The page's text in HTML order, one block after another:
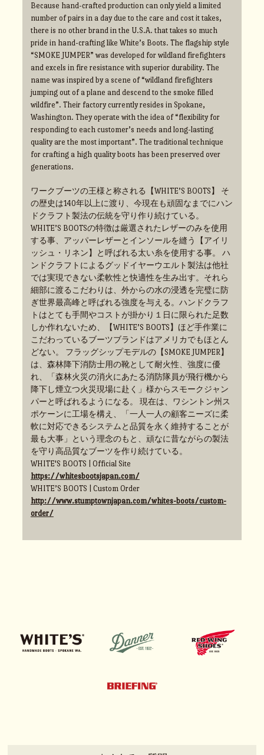
Because hand-crafted production can only yield a limited
number of pairs in a day due to the care and cost it takes,
there is no other brand in the U.S.A. that takes so much
pride in hand-crafting like White’s Boots. The flagship style
“SMOKE JUMPER” was developed for wildland firefighters
and excels in fire resistance with superior durability. The
name was inspired by a scene of “wildland firefighters
jumping out of a plane and descend to the smoke filled
wildfire”. Their factory currently resides in Spokane,
Washington. They operate with the idea of “flexibility for
responding to each customer’s needs and long-lasting
quality are the most important”. The traditional technique
for crafting a high quality boots has been preserved over
generations.
ワークブーツの王様と称される【WHITE’S BOOTS】 そ
の歴史は140年以上に渡り、今現在も頑固なまでにハン
ドクラフト製法の伝統を守り作り続けている。
WHITE’S BOOTSの特徴は厳選されたレザーのみを使用
する事、アッパーレザーとインソールを縫う【アイリ
ッシュ・リネン】と呼ばれる太い糸を使用する事。 ハ
ンドクラフトによるグッドイヤーウエルト製法は他社
では実現できない柔軟性と快適性を生み出す。それら
細部に渡るこだわりは、外からの水の浸透を完璧に防
ぎ世界最高峰と呼ばれる強度を与える。ハンドクラフ
トはとても手間やコストが掛かり１日に限られた足数
しか作れないため、【WHITE’S BOOTS】ほど手作業に
こだわっているブーツブランドはアメリカでもほとん
どない。 フラッグシップモデルの【SMOKE JUMPER】
は、森林降下消防士用の靴として耐火性、強度に優
れ、「森林火災の消火にあたる消防隊員が飛行機から
降下し煙立つ火災現場に赴く」様からスモークジャン
パーと呼ばれるようになる。 現在は、ワシントン州ス
ポケーンに工場を構え、「一人一人の顧客ニーズに柔
軟に対応できるシステムと品質を永く維持することが
最も大事」という理念のもと、頑なに昔ながらの製法
を守り高品質なブーツを作り続けている。
WHITE'S BOOTS | Official Site
https://whitesbootsjapan.com/
WHITE’S BOOTS | Custom Order
http://www.stumptownjapan.com/whites-boots/custom-
order/